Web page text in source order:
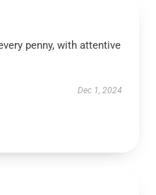
penny, with attentive
Dec 1, 2024